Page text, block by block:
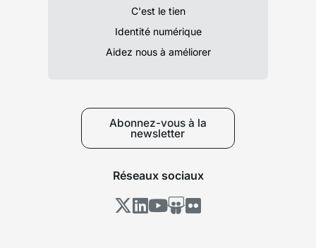
C'est le tien
Identité numérique
Aidez nous à améliorer
Abonnez-vous à la
newsletter
Réseaux sociaux